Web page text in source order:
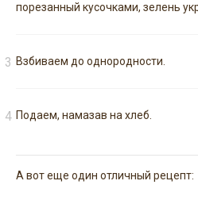
порезанный кусочками, зелень
Взбиваем до однородности.
Подаем, намазав на хлеб.
А вот еще один отличный рецепт: